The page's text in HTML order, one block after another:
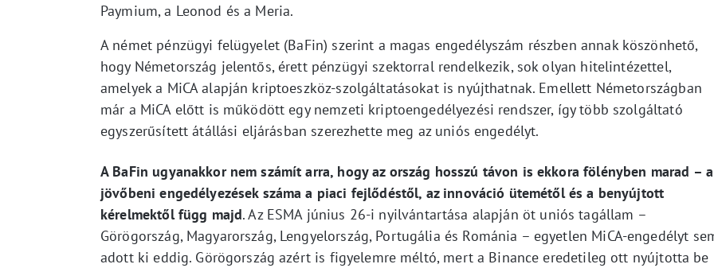
Paymium, a Leonod és a Meria.
A német pénzügyi felügyelet (BaFin) szerint a magas engedélyszám részben annak köszönhető,
hogy Németország jelentős, érett pénzügyi szektorral rendelkezik, sok olyan hitelintézettel,
amelyek a MiCA alapján kriptoeszköz-szolgáltatásokat is nyújthatnak. Emellett Németországban
már a MiCA előtt is működött egy nemzeti kriptoengedélyezési rendszer, így több szolgáltató
egyszerűsített átállási eljárásban szerezhette meg az uniós engedélyt.
A BaFin ugyanakkor nem számít arra, hogy az ország hosszú távon is ekkora fölényben marad – a
jövőbeni engedélyezések száma a piaci fejlődéstől, az innováció ütemétől és a benyújtott
kérelmektől függ majd. Az ESMA június 26-i nyilvántartása alapján öt uniós tagállam –
Görögország, Magyarország, Lengyelország, Portugália és Románia – egyetlen MiCA-engedélyt
adott ki eddig. Görögország azért is figyelemre méltó, mert a Binance eredetileg ott nyújtotta be